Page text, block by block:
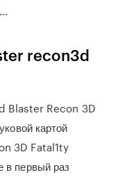
recon3d
Blaster Recon 3D
картой
3D Fatal1ty
в первый раз